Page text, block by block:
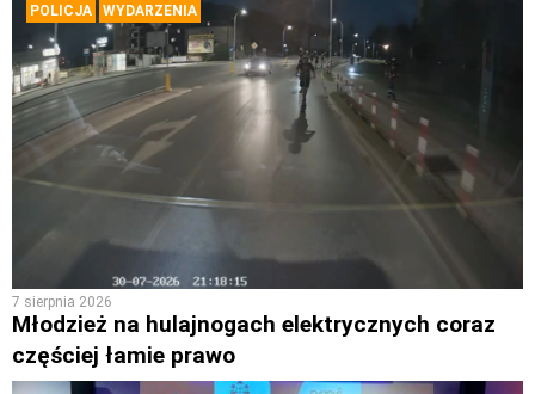
POLICJA WYDARZENIA
7 sierpnia 2026
Młodzież na hulajnogach elektrycznych coraz
częściej łamie prawo